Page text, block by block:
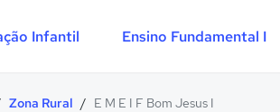
Infantil Ensino Fundamental I
Zona Rural / E M E I F Bom Jesus I